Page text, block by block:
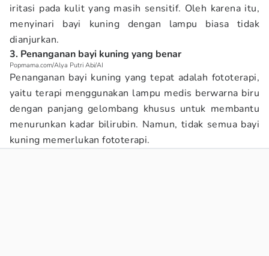
iritasi pada kulit yang masih sensitif. Oleh karena itu,
menyinari bayi kuning dengan lampu biasa tidak
dianjurkan.
3. Penanganan bayi kuning yang benar
Popmama.com/Alya Putri Abi/AI
Penanganan bayi kuning yang tepat adalah fototerapi,
yaitu terapi menggunakan lampu medis berwarna biru
dengan panjang gelombang khusus untuk membantu
menurunkan kadar bilirubin. Namun, tidak semua bayi
kuning memerlukan fototerapi.